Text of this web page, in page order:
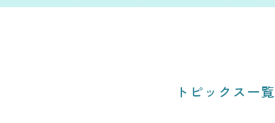
トピックス一覧